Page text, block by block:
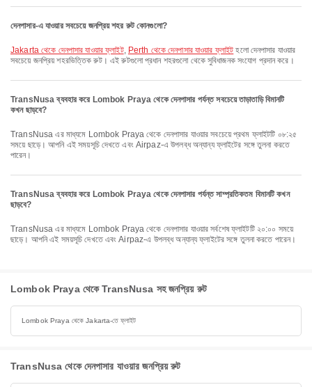
দেনপাসার-এ যাওয়ার সবচেয়ে জনপ্রিয় শহর রুট কোনগুলো?
Jakarta থেকে দেনপাসার যাওয়ার ফ্লাইট, Perth থেকে দেনপাসার যাওয়ার ফ্লাইট হলো দেনপাসার যাওয়ার
সবচেয়ে জনপ্রিয় শহরভিত্তিক রুট। এই রুটগুলো প্রধান শহরগুলো থেকে সুবিধাজনক সংযোগ প্রদান করে।
TransNusa ব্যবহার করে Lombok Praya থেকে দেনপাসার পর্যন্ত সবচেয়ে তাড়াতাড়ি বিমানটি
কখন ছাড়বে?
TransNusa এর মাধ্যমে Lombok Praya থেকে দেনপাসার যাওয়ার সবচেয়ে প্রথম ফ্লাইটটি ০৮:২৫
সময়ে ছাড়ে। আপনি এই সময়সূচি দেখতে এবং Airpaz-এ উপলব্ধ অন্যান্য ফ্লাইটের সঙ্গে তুলনা করতে
পারেন।
TransNusa ব্যবহার করে Lombok Praya থেকে দেনপাসার পর্যন্ত সাম্প্রতিকতম বিমানটি কখন
ছাড়বে?
TransNusa এর মাধ্যমে Lombok Praya থেকে দেনপাসার যাওয়ার সর্বশেষ ফ্লাইটটি ২০:০০ সময়ে
ছাড়ে। আপনি এই সময়সূচি দেখতে এবং Airpaz-এ উপলব্ধ অন্যান্য ফ্লাইটের সঙ্গে তুলনা করতে পারেন।
Lombok Praya থেকে TransNusa সহ জনপ্রিয় রুট
Lombok Praya থেকে Jakarta-তে ফ্লাইট
TransNusa থেকে দেনপাসার যাওয়ার জনপ্রিয় রুট